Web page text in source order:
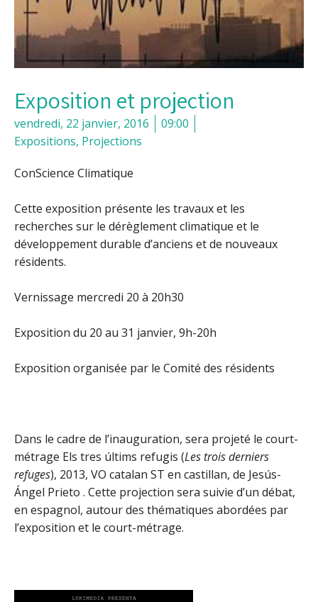
Exposition et projection
vendredi, 22 janvier, 2016
09:00
Expositions, Projections
ConScience Climatique
Cette exposition présente les travaux et les
recherches sur le dérèglement climatique et le
développement durable d’anciens et de nouveaux
résidents.
Vernissage mercredi 20 à 20h30
Exposition du 20 au 31 janvier, 9h-20h
Exposition organisée par le Comité des résidents
Dans le cadre de l’inauguration, sera projeté le court-
métrage Els tres últims refugis (Les trois derniers
refuges), 2013, VO catalan ST en castillan, de Jesús-
Ángel Prieto . Cette projection sera suivie d’un débat,
en espagnol, autour des thématiques abordées par
l’exposition et le court-métrage.